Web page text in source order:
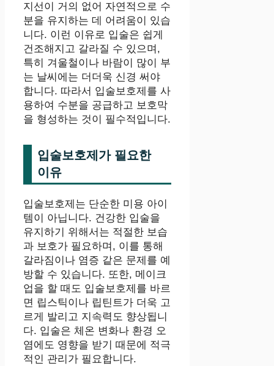
지선이 거의 없어 자연적으로 수
분을 유지하는 데 어려움이 있습
니다. 이런 이유로 입술은 쉽게
건조해지고 갈라질 수 있으며,
특히 겨울철이나 바람이 많이 부
는 날씨에는 더더욱 신경 써야
합니다. 따라서 입술보호제를 사
용하여 수분을 공급하고 보호막
을 형성하는 것이 필수적입니다.
입술보호제가 필요한
이유
입술보호제는 단순한 미용 아이
템이 아닙니다. 건강한 입술을
유지하기 위해서는 적절한 보습
과 보호가 필요하며, 이를 통해
갈라짐이나 염증 같은 문제를 예
방할 수 있습니다. 또한, 메이크
업을 할 때도 입술보호제를 바르
면 립스틱이나 립틴트가 더욱 고
르게 발리고 지속력도 향상됩니
다. 입술은 체온 변화나 환경 오
염에도 영향을 받기 때문에 적극
적인 관리가 필요합니다.